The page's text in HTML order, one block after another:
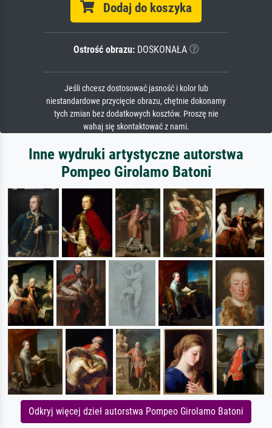
Dodaj do koszyka
Ostrość obrazu:DOSKONAŁA
Jeśli chcesz dostosować jasność i kolor lub
niestandardowe przycięcie obrazu, chętnie dokonamy
tych zmian bez dodatkowych kosztów. Proszę nie
wahaj się skontaktować z nami.
Inne wydruki artystyczne autorstwa
Pompeo Girolamo Batoni
Odkryj więcej dzieł autorstwa Pompeo Girolamo Batoni